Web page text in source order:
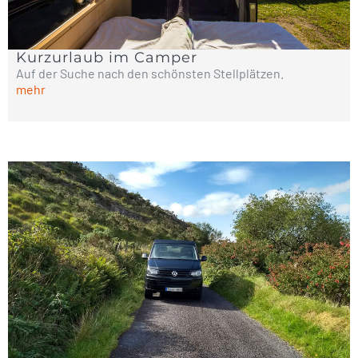
Kurzurlaub im Camper
Auf der Suche nach den schönsten Stellplätzen.
mehr